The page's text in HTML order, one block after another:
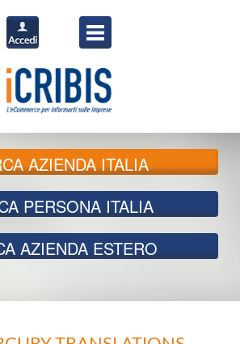
AZIENDA ITALIA
PERSONA ITALIA
AZIENDA ESTERO